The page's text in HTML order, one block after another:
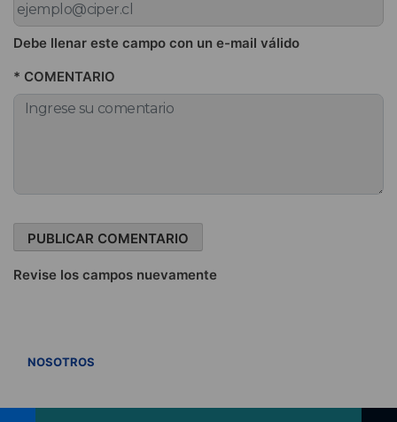
Debe llenar este campo con un e-mail válido
* COMENTARIO
Revise los campos nuevamente
NOSOTROS